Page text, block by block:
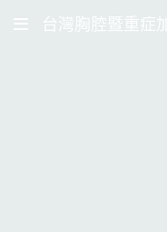
台灣胸腔暨重症